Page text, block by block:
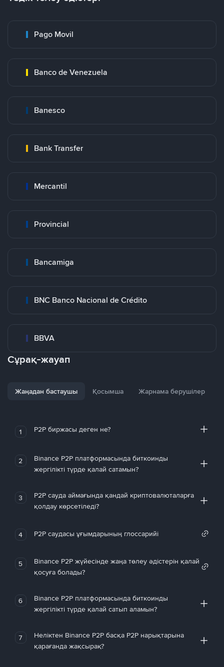
Pago Movil
Banco de Venezuela
Banesco
Bank Transfer
Mercantil
Provincial
Bancamiga
BNC Banco Nacional de Crédito
BBVA
Сұрақ-жауап
Жаңадан бастаушы Қосымша Жарнама берушілер
1 P2P биржасы деген не?
2
Binance P2P платформасында биткоинды
жергілікті түрде қалай сатамын?
3
P2P сауда аймағында қандай криптовалюталарға
қолдау көрсетіледі?
4 P2P саудасы ұғымдарының глоссарийі
5
Binance P2P жүйесінде жаңа төлеу әдістерін қалай
қосуға болады?
6
Binance P2P платформасында биткоинды
жергілікті түрде қалай сатып аламын?
7
Неліктен Binance P2P басқа P2P нарықтарына
қарағанда жақсырақ?